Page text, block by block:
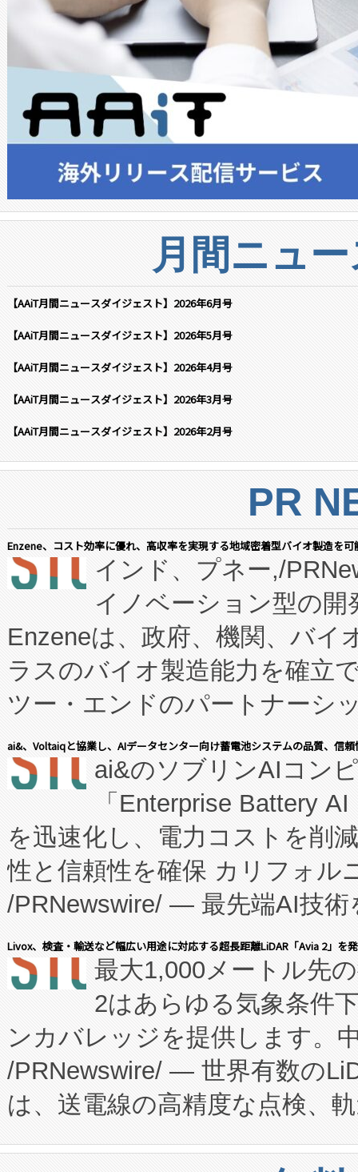
月間ニュ
【AAiT月間ニュースダイジェスト】2026年6月号
【AAiT月間ニュースダイジェスト】2026年5月号
【AAiT月間ニュースダイジェスト】2026年4月号
【AAiT月間ニュースダイジェスト】2026年3月号
【AAiT月間ニュースダイジェスト】2026年2月号
PR
Enzene、コスト効率に優れ、高収率を実現する地域密着型バイオ製造を
インド、プネー,/
イノベーション型の
Enzeneは、政府、機関、バイ
ラスのバイオ製造能力を確立
ツー・エンドのパートナーシ
表しました。 同社の実績ある
manufacturing™ (FCCM™) プ
たNeXは、バイオ医薬品製造
従来のフェッドバッチ施設の
に、患者やサプライチェーン
キー方式で拡張性が高く、持
す。FCCM‑を活用した現地生
患者にとっての費用負担を大
のアクセスを大幅に拡大する
Fully-Connected Continuous
プログラムには、施設設計・
に関する技術移転および知的
構造化トレーニングカリキュ
ai&、Voltaiqと協業し、AIデータセンター向け蓄電池システムの品質、信
ai&のソブリンAIコン
「Enterprise Battery
を迅速化し、電力コストを削
性と信頼性を確保 カリフォル
/PRNewswire/ — 最先端AI技術
会社エーアイ・アンド：本社
President原信平）と、エンタ
ードするVoltaiqは、日本にあ
ーエネルギー貯蔵システム（
た。 Voltaiq独自のAI搭載プラ
定、統合、導入、運用に至る
安全性を追跡し、確保する事
Livox、検査・輸送など幅広い用途に対応する超長距離LiDAR「Avia 2」を
最大1,000メートル先
2はあらゆる気象条件
ンカバレッジを提供します。
/PRNewswire/ — 世界有数の
は、送電線の高精度な点検、
や穀物倉庫におけるバルク材